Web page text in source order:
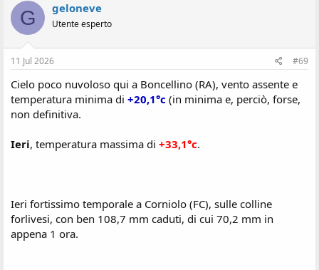
G geloneve
Utente esperto
11 Jul 2026 #69
Cielo poco nuvoloso qui a Boncellino (RA), vento assente e
temperatura minima di +20,1°c (in minima e, perciò, forse,
non definitiva.
Ieri, temperatura massima di +33,1°c.
Ieri fortissimo temporale a Corniolo (FC), sulle colline
forlivesi, con ben 108,7 mm caduti, di cui 70,2 mm in
appena 1 ora.